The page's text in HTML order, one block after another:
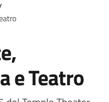
e Teatro